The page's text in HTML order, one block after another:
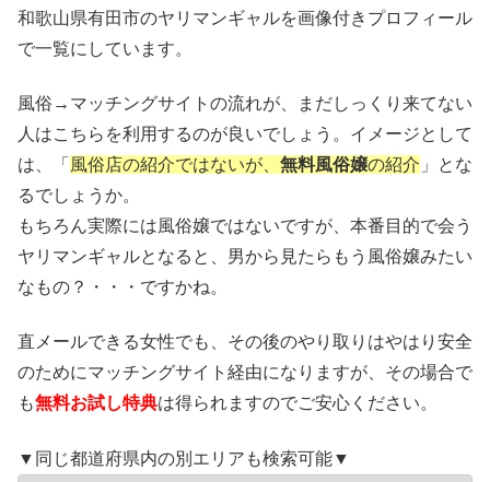
和歌山県有田市のヤリマンギャルを画像付きプロフィール
で一覧にしています。
風俗→マッチングサイトの流れが、まだしっくり来てない
人はこちらを利用するのが良いでしょう。イメージとして
は、「 風俗店の紹介ではないが、 無料風俗嬢の紹介 」とな
るでしょうか。
もちろん実際には風俗嬢ではないですが、本番目的で会う
ヤリマンギャルとなると、男から見たらもう風俗嬢みたい
なもの？・・・ですかね。
直メールできる女性でも、その後のやり取りはやはり安全
のためにマッチングサイト経由になりますが、その場合で
も無料お試し特典は得られますのでご安心ください。
▼同じ都道府県内の別エリアも検索可能▼